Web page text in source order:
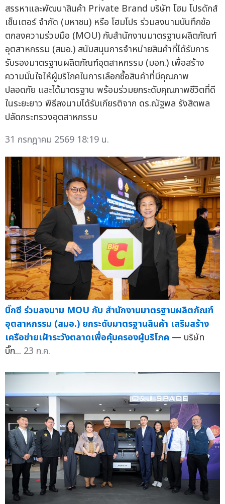
สรรหาและพัฒนาสินค้า Private Brand บริษัท โฮม โปรดักส์
เซ็นเตอร์ จำกัด (มหาชน) หรือ โฮมโปร ร่วมลงนามบันทึกข้อ
ตกลงความร่วมมือ (MOU) กับสำนักงานมาตรฐานผลิตภัณฑ์
อุตสาหกรรม (สมอ.) สนับสนุนการจำหน่ายสินค้าที่ได้รับการ
รับรองมาตรฐานผลิตภัณฑ์อุตสาหกรรม (มอก.) เพื่อสร้าง
ความมั่นใจให้ผู้บริโภคในการเลือกซื้อสินค้าที่มีคุณภาพ
ปลอดภัย และได้มาตรฐาน พร้อมร่วมยกระดับคุณภาพชีวิตที่ดี
ในระยะยาว พิธีลงนามได้รับเกียรติจาก ดร.ณัฐพล รังสิตพล
ปลัดกระทรวงอุตสาหกรรม
31 กรกฎาคม 2569 18:19 น.
บิ๊กซี ร่วมลงนาม MOU กับ สำนักงานมาตรฐานผลิตภัณฑ์
อุตสาหกรรม (สมอ.) ยกระดับมาตรฐานสินค้า เสริมสร้าง
เครือข่ายเฝ้าระวังตลาดเพื่อคุ้มครองผู้บริโภค — บริษัท
บิ๊ก... 23 ก.ค.